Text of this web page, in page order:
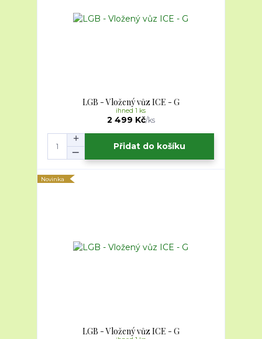
LGB - Vložený vůz ICE - G
2 499 Kč/ks
ihned 1 ks
Přidat do košíku
Novinka
LGB - Vložený vůz ICE - G